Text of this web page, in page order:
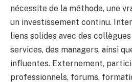
nécessite de la méthode, une
un investissement continu.
liens solides avec des
services, des managers, ainsi
influentes. Externement,
professionnels, forums,